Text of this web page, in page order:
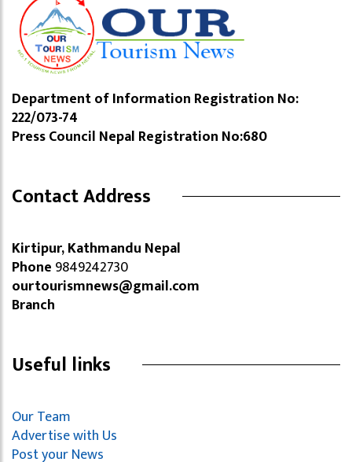
Department of Information Registration No:
222/073-74
Press Council Nepal Registration No:680
Contact Address
Kirtipur, Kathmandu Nepal
Phone 9849242730
ourtourismnews@gmail.com
Branch
Useful links
Our Team
Advertise with Us
Post your News